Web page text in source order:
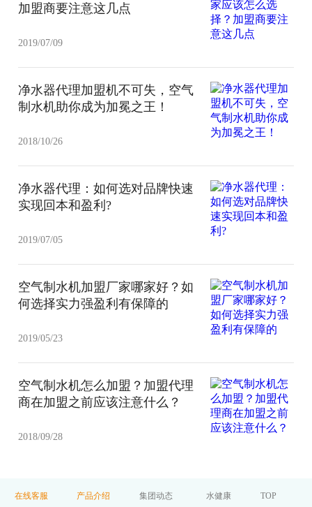
加盟商要注意这几点
2019/07/09
净水器代理加盟机不可失，空气
制水机助你成为加冕之王！
2018/10/26
净水器代理：如何选对品牌快速
实现回本和盈利?
2019/07/05
空气制水机加盟厂家哪家好？如
何选择实力强盈利有保障的
2019/05/23
空气制水机怎么加盟？加盟代理
商在加盟之前应该注意什么？
2018/09/28
在线客服 产品介绍 集团动态 水健康 TOP